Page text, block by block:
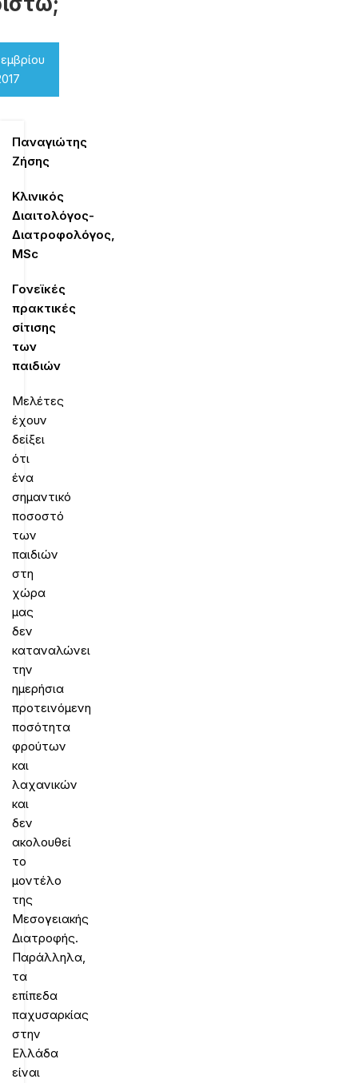
Παναγιώτης
Ζήσης
Κλινικός
Διαιτολόγος-
Διατροφολόγος,
MSc
Γονεϊκές
πρακτικές
σίτισης
των
παιδιών
Μελέτες
έχουν
δείξει
ότι
ένα
σημαντικό
ποσοστό
των
παιδιών
στη
χώρα
μας
δεν
καταναλώνει
την
ημερήσια
προτεινόμενη
ποσότητα
φρούτων
και
λαχανικών
και
δεν
ακολουθεί
το
μοντέλο
της
Μεσογειακής
Διατροφής.
Παράλληλα,
τα
επίπεδα
παχυσαρκίας
στην
Ελλάδα
είναι